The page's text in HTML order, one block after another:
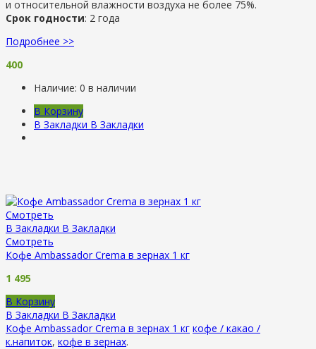
и относительной влажности воздуха не более 75%.
Срок годности: 2 года
Подробнее >>
400
Наличие: 0 в наличии
В Корзину
В Закладки В Закладки
Смотреть
В Закладки В Закладки
Смотреть
Кофе Ambassador Crema в зернах 1 кг
1 495
В Корзину
В Закладки В Закладки
Кофе Ambassador Crema в зернах 1 кг кофе / какао /
к.напиток, кофе в зернах.